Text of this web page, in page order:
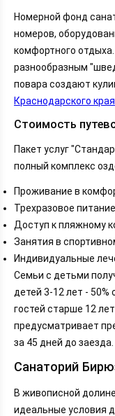
Номерной фонд
номеров,
комфортного
разнообразным
повара создают
Краснодарского края
Стоимость
Пакет услуг
полный комплекс
Проживание в
Трехразовое
Доступ к пляжному
Занятия в
Индивидуальные
Семьи с детьми
детей 3-12 лет - 50%
гостей старше 12
предусматривает
за 45 дней до заезда.
Санаторий
В живописной
идеальные условия